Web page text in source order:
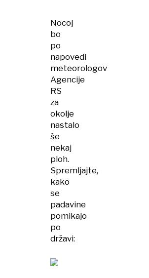
Nocoj
bo
po
napovedi
meteorologov
Agencije
RS
za
okolje
nastalo
še
nekaj
ploh.
Spremljajte,
kako
se
padavine
pomikajo
po
državi: